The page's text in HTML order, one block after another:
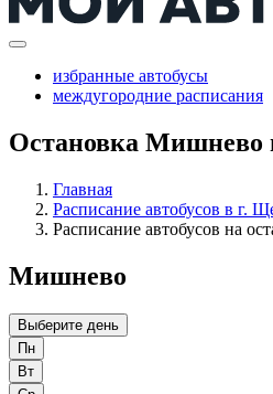
избранные автобусы
междугородние расписания
Остановка Мишнево
Главная
Расписание автобусов в г.
Расписание автобусов на
Мишнево
Выберите день
Пн
Вт